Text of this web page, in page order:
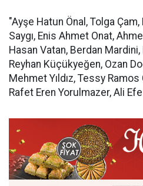
"Ayşe Hatun Önal, Tolga
Saygı, Enis Ahmet Onat,
Hasan Vatan, Berdan
Reyhan Küçükyeğen, Ozan
Mehmet Yıldız, Tessy Ramos
Rafet Eren Yorulmazer, Ali